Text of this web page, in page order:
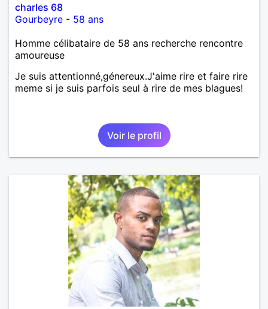
charles 68
Gourbeyre - 58 ans
Homme célibataire de 58 ans recherche rencontre
amoureuse
Je suis attentionné,génereux.J'aime rire et faire rire
meme si je suis parfois seul à rire de mes blagues!
Voir le profil